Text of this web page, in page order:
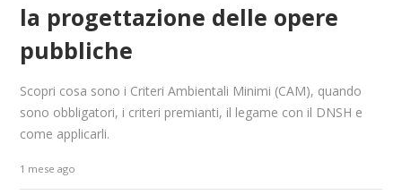
la progettazione delle opere
pubbliche
Scopri cosa sono i Criteri Ambientali Minimi (CAM), quando
sono obbligatori, i criteri premianti, il legame con il DNSH e
come applicarli.
1 mese ago